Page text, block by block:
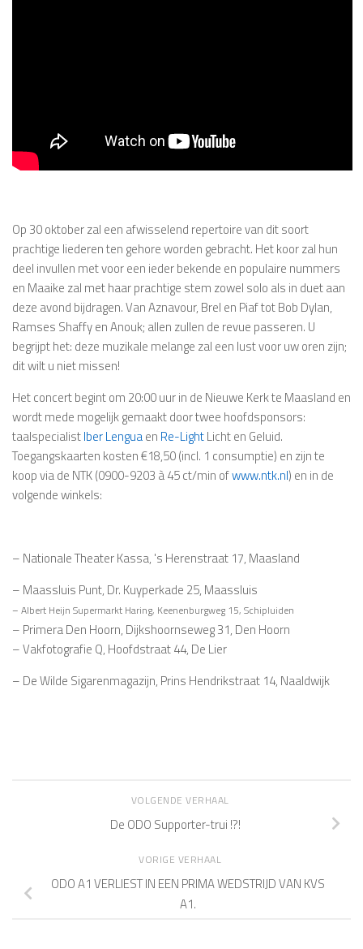
Op 30 oktober zal een afwisselend repertoire van dit soort
prachtige liederen ten gehore worden gebracht. Het koor zal hun
deel invullen met voor een ieder bekende en populaire nummers
en Maaike zal met haar prachtige stem zowel solo als in duet aan
deze avond bijdragen. Van Aznavour, Brel en Piaf tot Bob Dylan,
Ramses Shaffy en Anouk; allen zullen de revue passeren. U
begrijpt het: deze muzikale melange zal een lust voor uw oren zijn;
dit wilt u niet missen!
Het concert begint om 20:00 uur in de Nieuwe Kerk te Maasland en
wordt mede mogelijk gemaakt door twee hoofdsponsors:
taalspecialistIber Lenguaen Re-LightLicht en Geluid.
Toegangskaarten kosten €18,50 (incl. 1 consumptie) en zijn te
koop via de NTK (0900-9203 à 45 ct/min ofwww.ntk.nl) en in de
volgende winkels:
– Nationale Theater Kassa, 's Herenstraat 17, Maasland
– Maassluis Punt, Dr. Kuyperkade 25, Maassluis
– Albert Heijn Supermarkt Haring, Keenenburgweg 15, Schipluiden
– Primera Den Hoorn, Dijkshoornseweg 31, Den Hoorn
– Vakfotografie Q, Hoofdstraat 44, De Lier
– De Wilde Sigarenmagazijn, Prins Hendrikstraat 14, Naaldwijk
VOLGENDE VERHAAL
De ODO Supporter-trui !?!
VORIGE VERHAAL
ODO A1 VERLIEST IN EEN PRIMA WEDSTRIJD VAN KVS
A1.